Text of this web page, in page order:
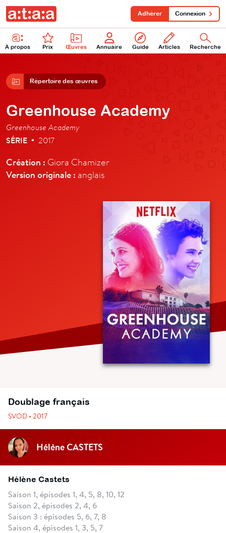
À propos Prix Œuvres Annuaire Guide Articles Recherche
Adhérer Connexion
Répertoire des œuvres
Greenhouse Academy
Greenhouse Academy
SÉRIE • 2017
Création : Giora Chamizer
Version originale : anglais
Doublage français
SVOD • 2017
Hélène CASTETS
Hélène Castets
Saison 1, épisodes 1, 4, 5, 8, 10, 12
Saison 2, épisodes 2, 4, 6
Saison 3 : épisodes 5, 6, 7, 8
Saison 4, épisodes 1, 3, 5, 7